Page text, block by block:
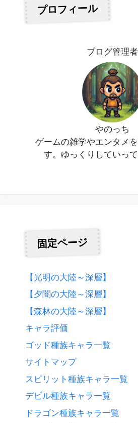
プロフィール
ブログ管理者
やのっち
ゲームの雑学やエンタメ
す。ゆっくりしていって
固定ページ
【光明の大陸～深層】
【夕闇の大陸～深層】
【森林の大陸～深層】
キャラ評価
ゴッド種族キャラ一覧
サイトマップ
スピリット種族キャラ一覧
デビル種族キャラ一覧
ドラゴン種族キャラ一覧